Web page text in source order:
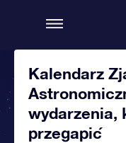
Kalendarz
wydarzenia,
przegapić